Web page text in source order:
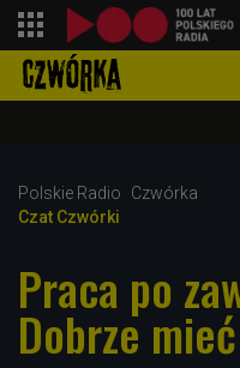
Polskie Radio
Czwórka
Czat Czwórki
Praca po
Dobrze